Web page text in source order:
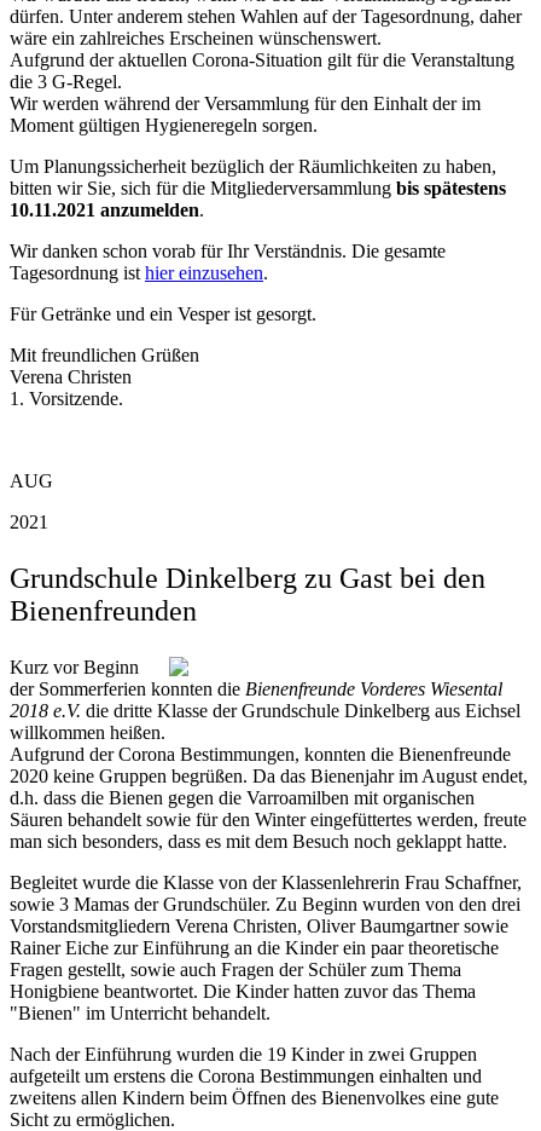
dürfen. Unter anderem stehen Wahlen auf der Tagesordnung, daher
wäre ein zahlreiches Erscheinen wünschenswert.
Aufgrund der aktuellen Corona-Situation gilt für die Veranstaltung
die 3 G-Regel.
Wir werden während der Versammlung für den Einhalt der im
Moment gültigen Hygieneregeln sorgen.
Um Planungssicherheit bezüglich der Räumlichkeiten zu haben,
bitten wir Sie, sich für die Mitgliederversammlung bis spätestens
10.11.2021 anzumelden.
Wir danken schon vorab für Ihr Verständnis. Die gesamte
Tagesordnung ist hier einzusehen.
Für Getränke und ein Vesper ist gesorgt.
Mit freundlichen Grüßen
Verena Christen
1. Vorsitzende.
AUG
2021
Grundschule Dinkelberg zu Gast bei den
Bienenfreunden
Kurz vor Beginn
der Sommerferien konnten die Bienenfreunde Vorderes Wiesental
2018 e.V. die dritte Klasse der Grundschule Dinkelberg aus Eichsel
willkommen heißen.
Aufgrund der Corona Bestimmungen, konnten die Bienenfreunde
2020 keine Gruppen begrüßen. Da das Bienenjahr im August endet,
d.h. dass die Bienen gegen die Varroamilben mit organischen
Säuren behandelt sowie für den Winter eingefüttertes werden, freute
man sich besonders, dass es mit dem Besuch noch geklappt hatte.
Begleitet wurde die Klasse von der Klassenlehrerin Frau Schaffner,
sowie 3 Mamas der Grundschüler. Zu Beginn wurden von den drei
Vorstandsmitgliedern Verena Christen, Oliver Baumgartner sowie
Rainer Eiche zur Einführung an die Kinder ein paar theoretische
Fragen gestellt, sowie auch Fragen der Schüler zum Thema
Honigbiene beantwortet. Die Kinder hatten zuvor das Thema
"Bienen" im Unterricht behandelt.
Nach der Einführung wurden die 19 Kinder in zwei Gruppen
aufgeteilt um erstens die Corona Bestimmungen einhalten und
zweitens allen Kindern beim Öffnen des Bienenvolkes eine gute
Sicht zu ermöglichen.